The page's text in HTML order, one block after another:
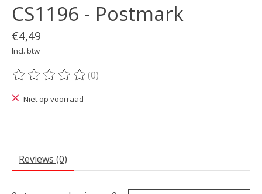
CS1196 - Postmark
€4,49
Incl. btw
De beoordeling van dit product is
(0)
Niet op voorraad
Reviews (0)